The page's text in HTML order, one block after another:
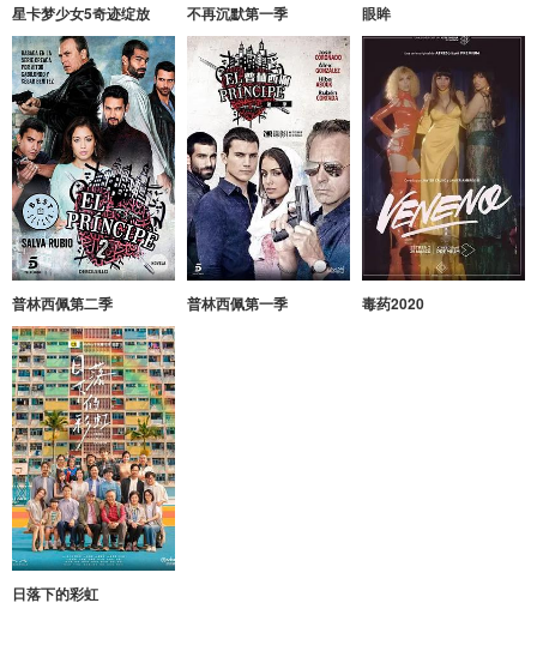
星卡梦少女5奇迹绽放 不再沉默第一季 眼眸
普林西佩第二季 普林西佩第一季 毒药2020
日落下的彩虹